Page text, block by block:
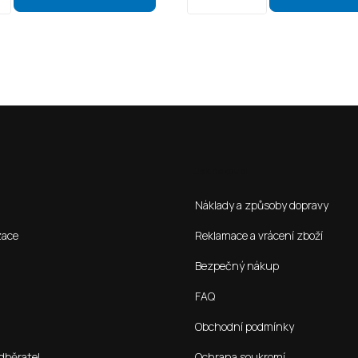
Náklady a způsoby dopravy
Reklamace a vrácení zboží
Bezpečný nákup
FAQ
Obchodní podmínky